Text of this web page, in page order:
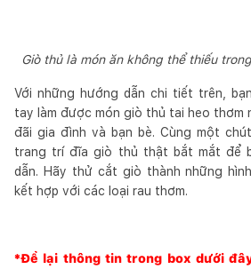
Giò thủ là món ăn không thể thiếu
Với những hướng dẫn chi tiết trên,
tay làm được món giò thủ tai heo thơm
đãi gia đình và bạn bè. Cùng một
trang trí đĩa giò thủ thật bắt mắt để
dẫn. Hãy thử cắt giò thành những
kết hợp với các loại rau thơm.
*Để lại thông tin trong box dưới